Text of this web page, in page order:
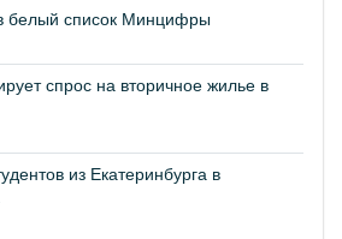
белый список Минцифры
спрос на вторичное жилье в
из Екатеринбурга в